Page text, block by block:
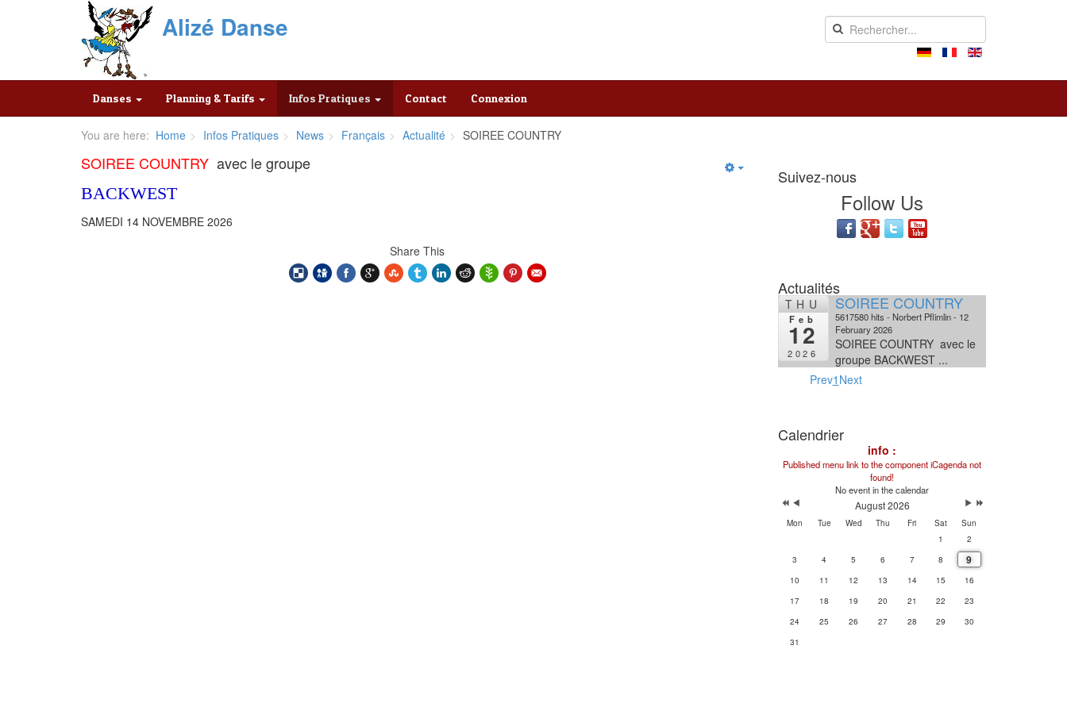
Alizé Danse
Danses Planning & Tarifs Infos Pratiques Contact Connexion
You are here: Home Infos Pratiques News Français Actualité SOIREE COUNTRY
SOIREE COUNTRY avec le groupe
BACKWEST
SAMEDI 14 NOVEMBRE 2026
Share This
Suivez-nous
Follow Us
Actualités
THU
Feb
12
2026
SOIREE COUNTRY
5617580 hits Norbert Pflimlin
12
February 2026
SOIREE COUNTRY avec le
groupe BACKWEST ...
Prev1 Next
Calendrier
info :
Published menu link to the component iCagenda not
found!
No event in the calendar
August 2026
Mon Tue Wed Thu Fri Sat
Sun
1
2
3
4 5 6 7 8 9
10 11 12 13 14 15
16
17
18 19 20 21 22
23
24
25 26 27 28 29
30
31